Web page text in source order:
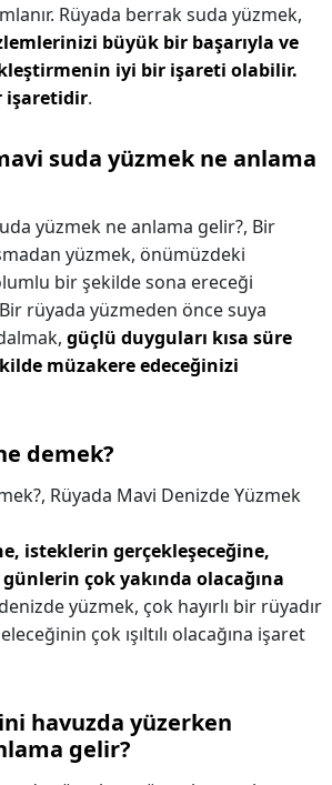
Rüyada berrak suda yüzmek,
büyük bir başarıyla ve
iyi bir işareti olabilir.
işaretidir.
suda yüzmek ne anlama
yüzmek ne anlama gelir?, Bir
yüzmek, önümüzdeki
bir şekilde sona ereceği
rüyada yüzmeden önce suya
güçlü duyguları kısa süre
müzakere edeceğinizi
demek?
Rüyada Mavi Denizde Yüzmek
isteklerin gerçekleşeceğine,
çok yakında olacağına
yüzmek, çok hayırlı bir rüyadır
çok ışıltılı olacağına işaret
havuzda yüzerken
gelir?